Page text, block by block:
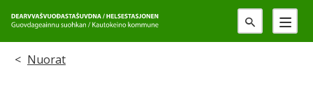
G
u
Du Nuorat